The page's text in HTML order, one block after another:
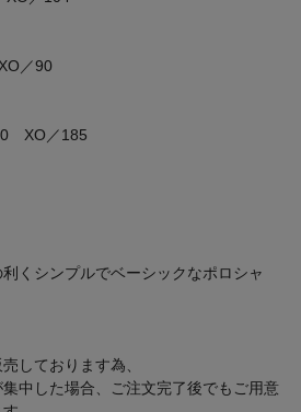
とめ買い
／90
XO／185
くシンプルでベーシックなポロシャ
しております為、
中した場合、ご注文完了後でもご用意